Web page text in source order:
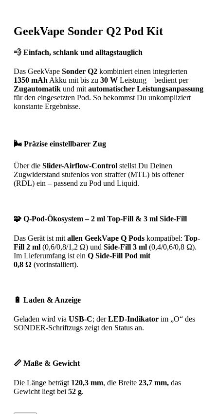
GeekVape Sonder Q2 Pod Kit
💨 Einfach, schlank und alltagstauglich
Das GeekVape Sonder Q2 kombiniert einen integrierten
1350 mAhAkku mit bis zu 30 W Leistung – bedient per
Zugautomatik und mitautomatischer Leistungsanpassung
für den eingesetzten Pod. So bekommst Du unkompliziert
konstante Ergebnisse.
🌬️ Präzise einstellbarer Zug
Über die Slider-Airflow-Control stellst Du Deinen
Zugwiderstand stufenlos von straffer (MTL) bis offener
(RDL) ein – passend zu Pod und Liquid.
🧩 Q-Pod-Ökosystem – 2 ml Top-Fill & 3 ml Side-Fill
Das Gerät ist mit allen GeekVape Q Pods kompatibel: Top-
Fill 2 ml (0,6/0,8/1,2 Ω) und Side-Fill 3 ml (0,4/0,6/0,8 Ω).
Im Lieferumfang ist ein Q Side-Fill Pod mit
0,8 Ω (vorinstalliert).
🔋 Laden & Anzeige
Geladen wird via USB-C; derLED-Indikator im „O“ des
SONDER-Schriftzugs zeigt den Status an.
📏 Maße & Gewicht
Die Länge beträgt 120,3 mm, die Breite 23,7 mm, das
Gewicht liegt bei 52 g.